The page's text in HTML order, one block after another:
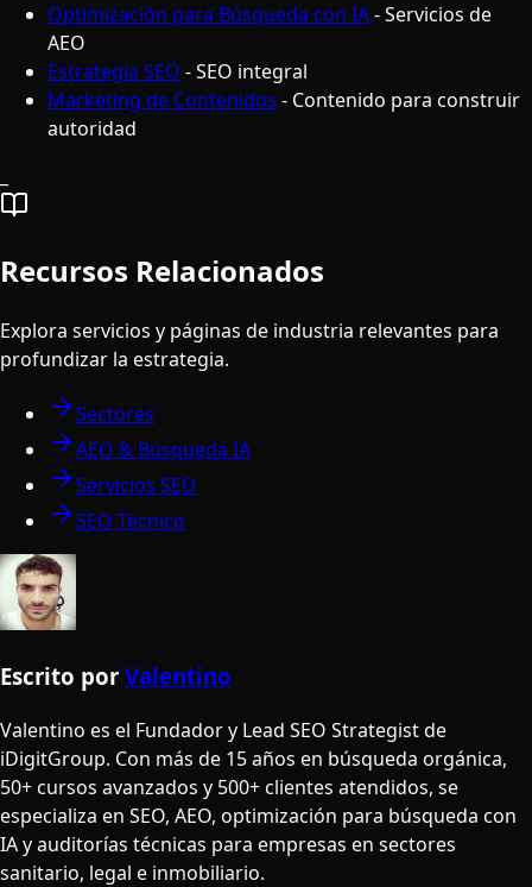
Optimización para Búsqueda con IA- Servicios de
AEO
Estrategia SEO - SEO integral
Marketing de Contenidos - Contenido para construir
autoridad
Recursos Relacionados
Explora servicios y páginas de industria relevantes para
profundizar la estrategia.
Sectores
AEO & Búsqueda IA
Servicios SEO
SEO Técnico
Escrito por Valentino
Valentino es el Fundador y Lead SEO Strategist de
iDigitGroup. Con más de 15 años en búsqueda orgánica,
50+ cursos avanzados y 500+ clientes atendidos, se
especializa en SEO, AEO, optimización para búsqueda con
IA y auditorías técnicas para empresas en sectores
sanitario, legal e inmobiliario.